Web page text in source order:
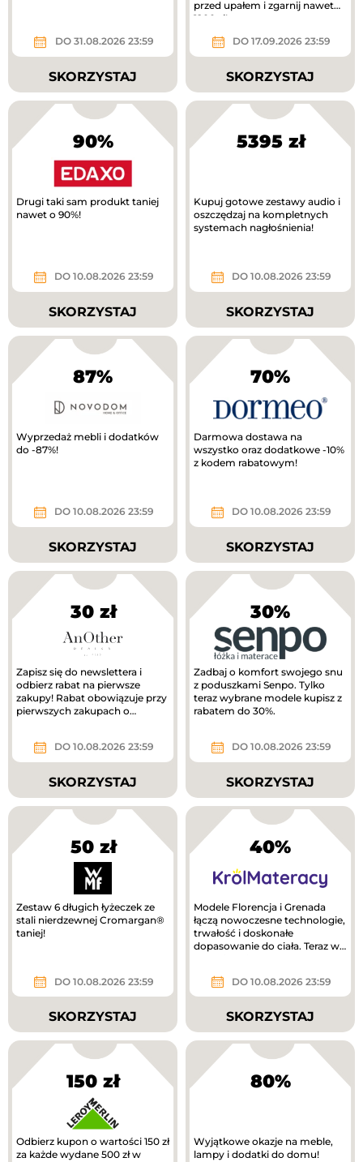
DO 31.08.2026 23:59
SKORZYSTAJ
przed upałem i zgarnij nawet
1200 zł!
DO 17.09.2026 23:59
SKORZYSTAJ
90%
Drugi taki sam produkt taniej
nawet o 90%!
DO 10.08.2026 23:59
SKORZYSTAJ
5395 zł
Kupuj gotowe zestawy audio i
oszczędzaj na kompletnych
systemach nagłośnienia!
DO 10.08.2026 23:59
SKORZYSTAJ
87%
Wyprzedaż mebli i dodatków
do -87%!
DO 10.08.2026 23:59
SKORZYSTAJ
70%
Darmowa dostawa na
wszystko oraz dodatkowe -10%
z kodem rabatowym!
DO 10.08.2026 23:59
SKORZYSTAJ
30 zł
Zapisz się do newslettera i
odbierz rabat na pierwsze
zakupy! Rabat obowiązuje przy
pierwszych zakupach o
DO 10.08.2026 23:59
SKORZYSTAJ
30%
Zadbaj o komfort swojego snu
z poduszkami Senpo. Tylko
teraz wybrane modele kupisz z
rabatem do 30%.
DO 10.08.2026 23:59
SKORZYSTAJ
50 zł
Zestaw 6 długich łyżeczek ze
stali nierdzewnej Cromargan®
taniej!
DO 10.08.2026 23:59
SKORZYSTAJ
40%
Modele Florencja i Grenada
łączą nowoczesne technologie,
trwałość i doskonałe
dopasowanie do ciała. Teraz w
DO 10.08.2026 23:59
SKORZYSTAJ
150 zł
Odbierz kupon o wartości 150 zł
za każde wydane 500 zł w
80%
Wyjątkowe okazje na meble,
lampy i dodatki do domu!